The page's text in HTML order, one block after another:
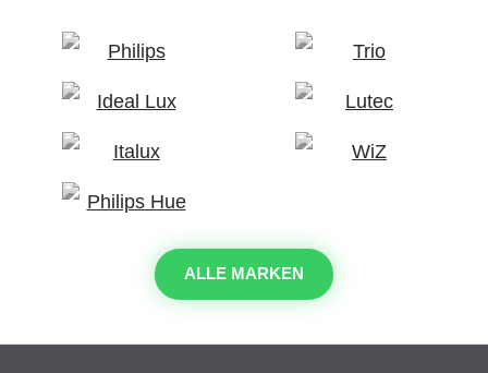
ALLE MARKEN